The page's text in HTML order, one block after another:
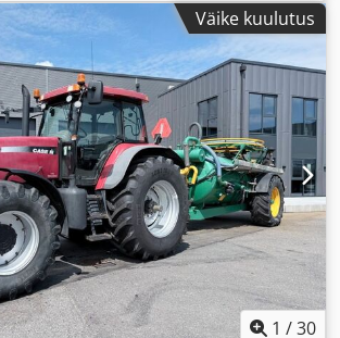
Väike kuulutus
1 /30